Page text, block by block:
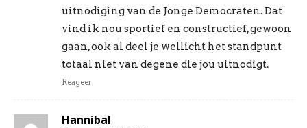
uitnodiging van de Jonge Democraten. Dat
vind ik nou sportief en constructief, gewoon
gaan, ook al deel je wellicht het standpunt
totaal niet van degene die jou uitnodigt.
Reageer
Hannibal